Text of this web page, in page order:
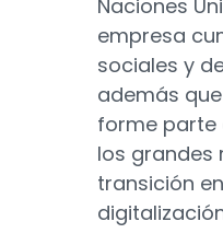
Naciones
empresa
sociales y
además
forme parte
los grandes
transición